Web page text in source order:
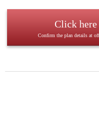
Click
Confirm the plan details at